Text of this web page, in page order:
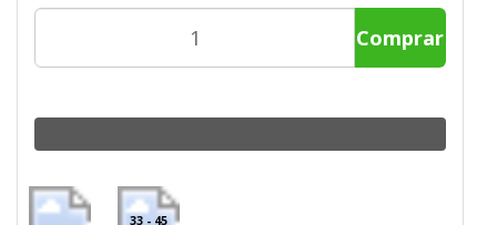
Comprar
33 - 45